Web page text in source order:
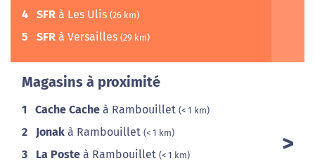
4 SFR à Les Ulis (26 km)
5 SFR à Versailles (29 km)
Magasins à proximité
1 Cache Cache à Rambouillet (< 1 km)
2 Jonak à Rambouillet (< 1 km)
3 La Poste à Rambouillet (< 1 km)